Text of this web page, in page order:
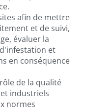
afin de mettre
et de suivi,
évaluer la
et
en conséquence
de la qualité
industriels
normes